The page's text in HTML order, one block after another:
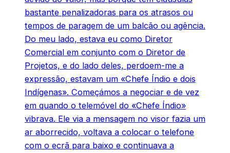
bastante penalizadoras para os atrasos ou
tempos de paragem de um balcão ou agência.
Do meu lado, estava eu como Diretor
Comercial em conjunto com o Diretor de
Projetos, e do lado deles, perdoem-me a
expressão, estavam um «Chefe Índio e dois
Indígenas». Começámos a negociar e de vez
em quando o telemóvel do «Chefe Índio»
vibrava. Ele via a mensagem no visor fazia um
ar aborrecido, voltava a colocar o telefone
com o ecrã para baixo e continuava a